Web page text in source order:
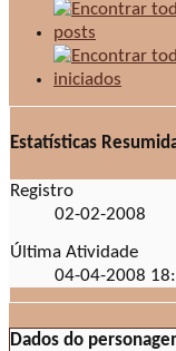
Estatísticas
Registro
02-02-2008
Última Atividade
04-04-2008
Dados do